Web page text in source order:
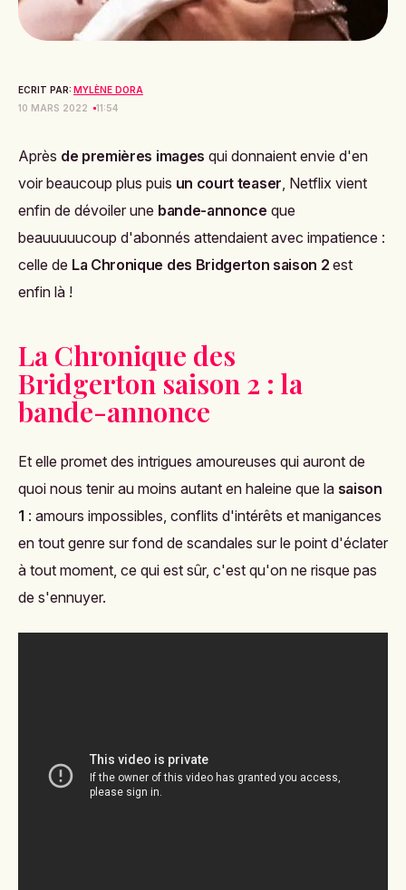
ECRIT PAR: MYLÈNE DORA
10 MARS 2022
11:54
Après de premières images qui donnaient envie d'en
voir beaucoup plus puis un court teaser, Netflix vient
enfin de dévoiler une bande-annonce que
beauuuuucoup d'abonnés attendaient avec impatience :
celle de La Chronique des Bridgerton saison 2 est
enfin là !
La Chronique des
Bridgerton saison 2 : la
bande-annonce
Et elle promet des intrigues amoureuses qui auront de
quoi nous tenir au moins autant en haleine que la saison
1 : amours impossibles, conflits d'intérêts et manigances
en tout genre sur fond de scandales sur le point d'éclater
à tout moment, ce qui est sûr, c'est qu'on ne risque pas
de s'ennuyer.